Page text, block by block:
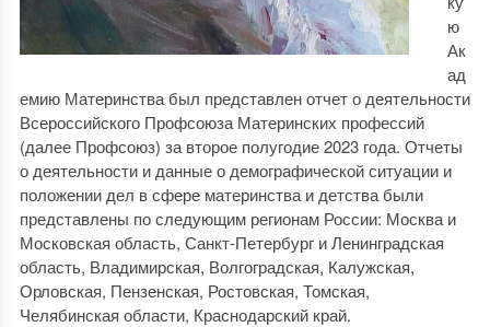
ю
Ак
ад
емию Материнства был представлен отчет о деятельности
Всероссийского Профсоюза Материнских профессий
(далее Профсоюз) за второе полугодие 2023 года. Отчеты
о деятельности и данные о демографической ситуации и
положении дел в сфере материнства и детства были
представлены по следующим регионам России: Москва и
Московская область, Санкт-Петербург и Ленинградская
область, Владимирская, Волгоградская, Калужская,
Орловская, Пензенская, Ростовская, Томская,
Челябинская области, Краснодарский край.